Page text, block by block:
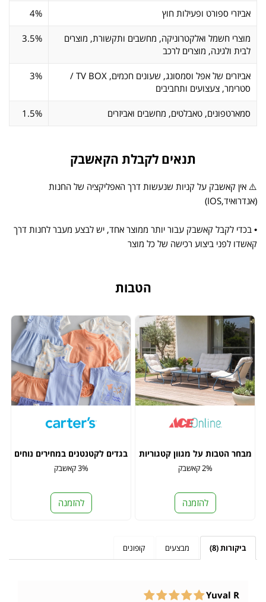
אביזרי ספורט ופעילות חוץ 4%
מוצרי חשמל ואלקטרוניקה, מחשבים ותקשורת, מוצרים
לבית ולגינה, מוצרים לרכב
3.5%
אביזרים של אפל וסמסונג, שעונים חכמים, TV BOX /
סטרימר, צעצועים ותחביבים
3%
סמארטפונים, טאבלטים, מחשבים ואביזרים 1.5%
תנאים לקבלת הקאשבק
⚠️ אין קאשבק על קניות שנעשות דרך האפליקציה של החנות
(אנדרואיד,IOS)
• בכדי לקבל קאשבק עבור יותר ממוצר אחד, יש לבצע מעבר לחנות דרך
קאשדו לפני ביצוע רכישה של כל מוצר
הטבות
מבחר הטבות על מגוון קטגוריות
2% קאשבק
להזמנה
בגדים לקטנטנים במחירים נוחים
3% קאשבק
להזמנה
ביקורות (8) מבצעים קופונים
Yuval R